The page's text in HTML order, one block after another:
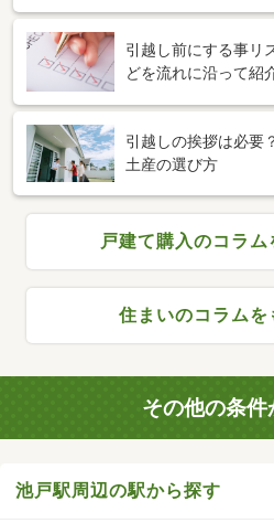
引越し前にする事リ
どを流れに沿って紹
引越しの挨拶は必要
土産の選び方
戸建て購入のコラム
住まいのコラムを
その他の条件
池戸駅周辺の駅から探す